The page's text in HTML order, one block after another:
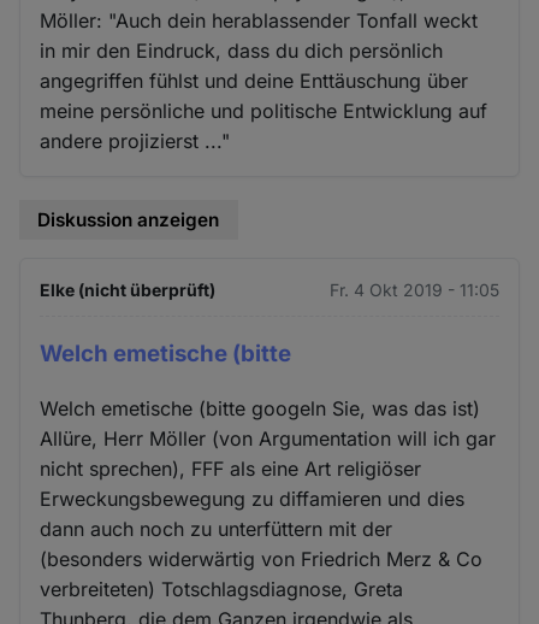
Möller: "Auch dein herablassender Tonfall weckt
in mir den Eindruck, dass du dich persönlich
angegriffen fühlst und deine Enttäuschung über
meine persönliche und politische Entwicklung auf
andere projizierst ..."
Diskussion anzeigen
Elke (nicht überprüft) Fr. 4 Okt 2019 - 11:05
Welch emetische (bitte
Welch emetische (bitte googeln Sie, was das ist)
Allüre, Herr Möller (von Argumentation will ich gar
nicht sprechen), FFF als eine Art religiöser
Erweckungsbewegung zu diffamieren und dies
dann auch noch zu unterfüttern mit der
(besonders widerwärtig von Friedrich Merz & Co
verbreiteten) Totschlagsdiagnose, Greta